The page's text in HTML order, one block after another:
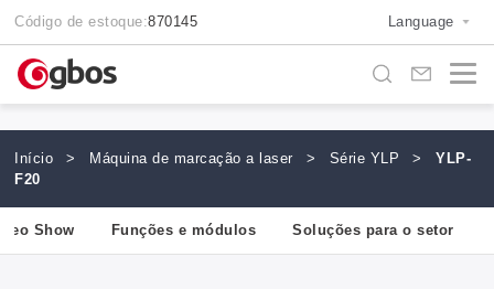
Código de estoque:870145 Language
Início > Máquina de marcação a laser > Série YLP >
YLP-
F20
Show Funções e módulos Soluções para o setor